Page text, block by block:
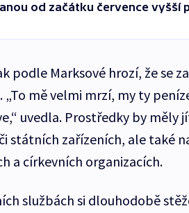
od začátku července vyšší
podle Marksové hrozí, že se
„To mě velmi mrzí, my ty
uvedla. Prostředky by měly
státních zařízeních, ale také
a církevních organizacích.
službách si dlouhodobě